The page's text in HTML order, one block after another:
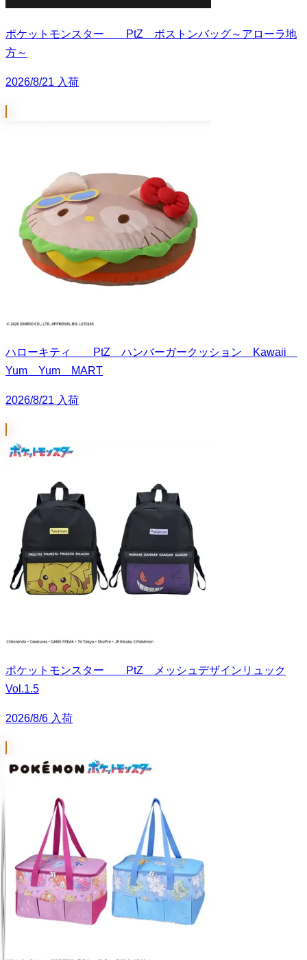
ポケットモンスター PtZ ボストンバッグ～アローラ地
方～
2026/8/21 入荷
ハローキティ PtZ ハンバーガークッション Kawaii
Yum Yum MART
2026/8/21 入荷
ポケットモンスター PtZ メッシュデザインリュック
Vol.1.5
2026/8/6 入荷